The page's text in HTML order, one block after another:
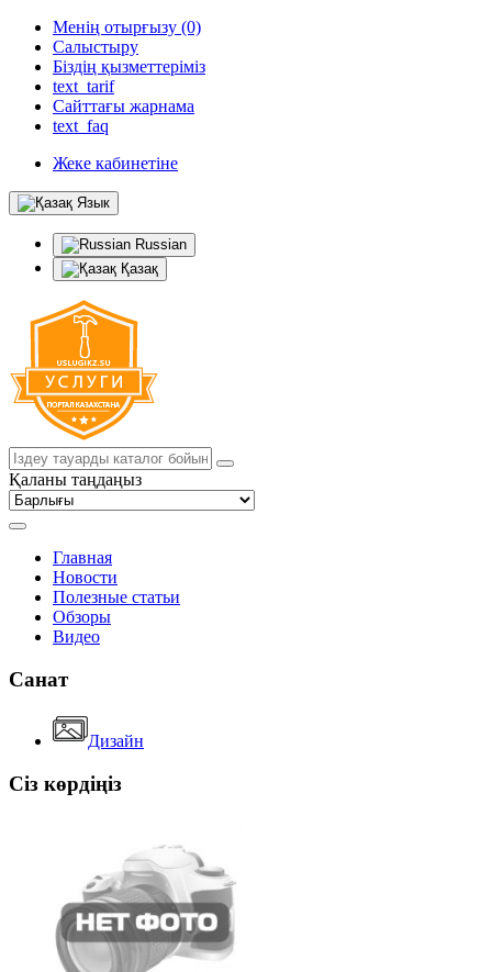
Менің отырғызу (0)
Салыстыру
Біздің қызметтеріміз
text_tarif
Сайттағы жарнама
text_faq
Жеке кабинетіне
Язык
Russian
Қазақ
Қаланы таңдаңыз
Главная
Новости
Полезные статьи
Обзоры
Видео
Санат
Дизайн
Сіз көрдіңіз